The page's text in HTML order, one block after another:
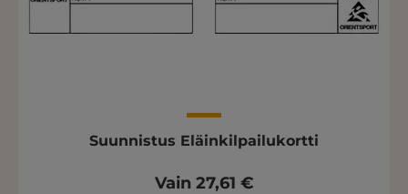
Suunnistus Eläinkilpailukortti
Vain 27,61 €